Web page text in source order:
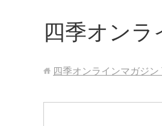
四季オン
四季オンラインマガジン